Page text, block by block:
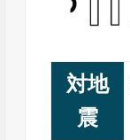
対地
震